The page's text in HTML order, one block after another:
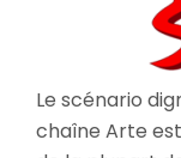
Le scénario
chaîne Arte